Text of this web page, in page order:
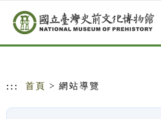
跳到主要內容
網站導覽
::: 首頁 > 網站導覽